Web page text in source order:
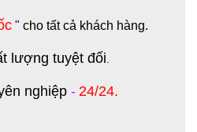
" cho tất cả khách hàng.
lượng tuyệt đối.
nghiệp - 24/24.